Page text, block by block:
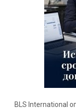
BLS International